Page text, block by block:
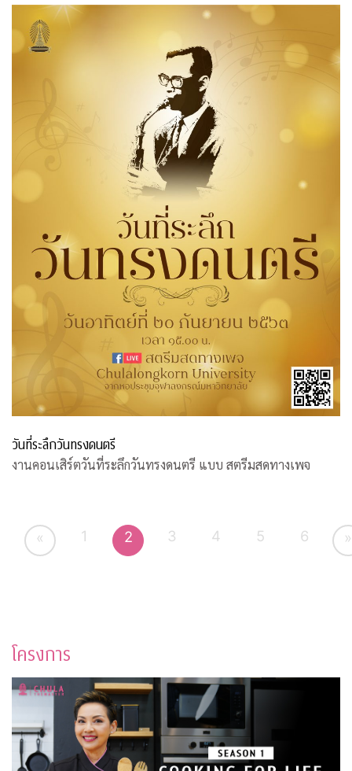
วันที่ระลึกวันทรงดนตรี
งานคอนเสิร์ตวันที่ระลึกวันทรงดนตรี แบบ สตรีมสดทางเพจ
« 1 2 3 4 5 6 »
โครงการ